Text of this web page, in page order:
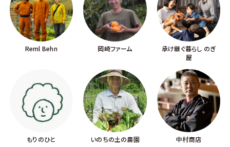
Reml Behn 岡崎ファーム
承け継ぐ暮らし のぎ
屋
もりのひと いのちの土の農園 中村商店